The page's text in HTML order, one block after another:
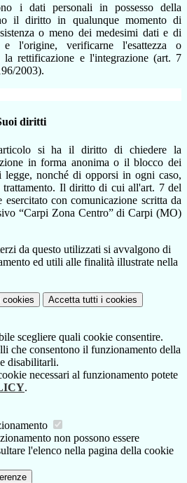
i dati personali in possesso della
il diritto in qualunque momento di
o meno dei medesimi dati e di
l'origine, verificarne l'esattezza o
la rettificazione e l'integrazione (art. 7
2003).
diritti
si ha il diritto di chiedere la
in forma anonima o il blocco dei
nonché di opporsi in ogni caso,
Il diritto di cui all'art. 7 del
con comunicazione scritta da
“Carpi Zona Centro” di Carpi (MO)
da questo utilizzati si avvalgono di
ed utili alle finalità illustrate nella
cookies Accetta tutti i cookies
scegliere quali cookie consentire.
che consentono il funzionamento della
disabilitarli.
necessari al funzionamento potete
.
non possono essere
l'elenco nella pagina della cookie